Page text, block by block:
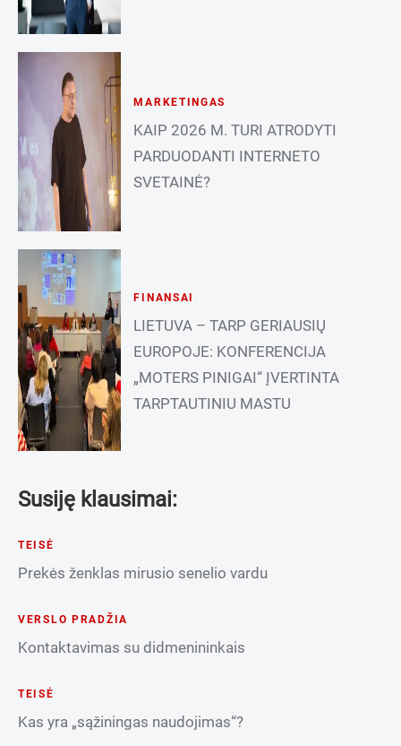
MARKETINGAS
KAIP 2026 M. TURI ATRODYTI
PARDUODANTI INTERNETO
SVETAINĖ?
FINANSAI
LIETUVA – TARP GERIAUSIŲ
EUROPOJE: KONFERENCIJA
„MOTERS PINIGAI“ ĮVERTINTA
TARPTAUTINIU MASTU
Susiję klausimai:
TEISĖ
Prekės ženklas mirusio senelio vardu
VERSLO PRADŽIA
Kontaktavimas su didmenininkais
TEISĖ
Kas yra „sąžiningas naudojimas“?